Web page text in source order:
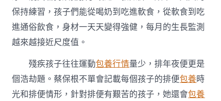
保持練習，孩子們能從喝奶到吃進軟食，從軟食到吃
進通俗飲食，身材一天天變得強健，每月的生長監測
越來越接近尺度值。
殘疾孩子往往運動包養行情量少，排年夜便更是
個浩劫題。蔡保根不單會記載每個孩子的排便包養時
光和排便情形，針對排便有艱苦的孩子，她還會包養